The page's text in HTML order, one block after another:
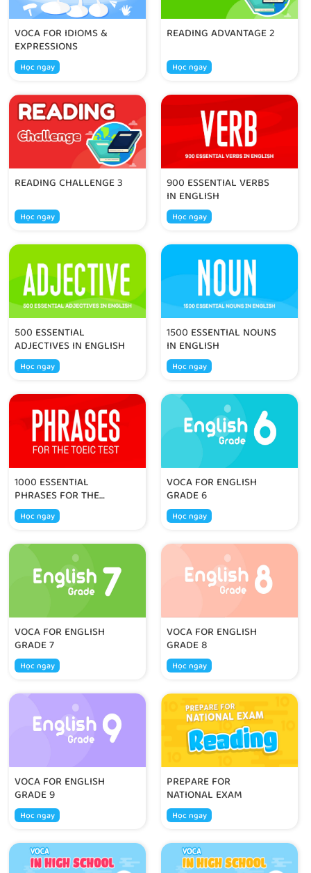
VOCA FOR IDIOMS &
EXPRESSIONS
Học ngay
READING ADVANTAGE 2
Học ngay
READING CHALLENGE 3
Học ngay
900 ESSENTIAL VERBS
IN ENGLISH
Học ngay
500 ESSENTIAL
ADJECTIVES IN ENGLISH
Học ngay
1500 ESSENTIAL NOUNS
IN ENGLISH
Học ngay
1000 ESSENTIAL
PHRASES FOR THE
TOEIC TEST
Học ngay
VOCA FOR ENGLISH
GRADE 6
Học ngay
VOCA FOR ENGLISH
GRADE 7
Học ngay
VOCA FOR ENGLISH
GRADE 8
Học ngay
VOCA FOR ENGLISH
GRADE 9
Học ngay
PREPARE FOR
NATIONAL EXAM
Học ngay